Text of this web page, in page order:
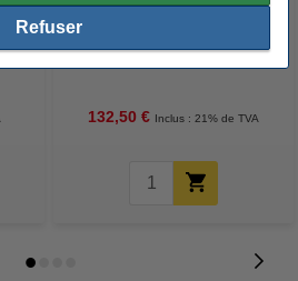
Refuser
132,50 € Inclus : 21% de TVA